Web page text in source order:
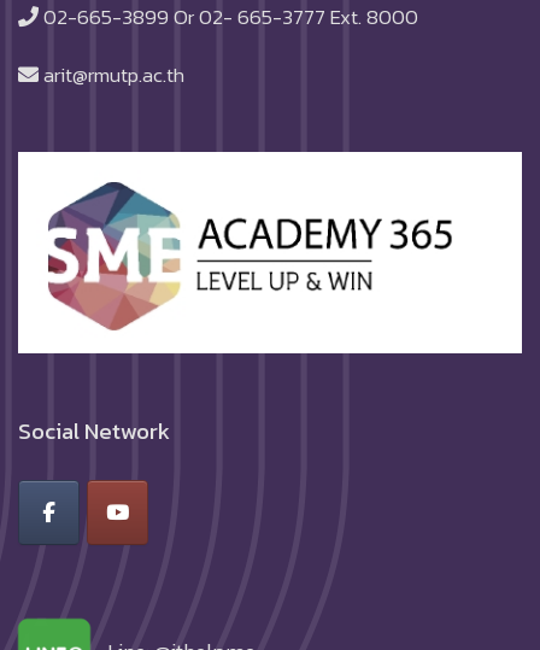
02-665-3899 Or 02- 665-3777 Ext. 8000
arit@rmutp.ac.th
Social Network